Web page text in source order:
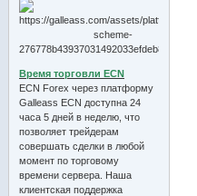
Время торговли ECN
ECN Forex через платформу
Galleass ECN доступна 24
часа 5 дней в неделю, что
позволяет трейдерам
совершать сделки в любой
момент по торговому
времени сервера. Наша
клиентская поддержка